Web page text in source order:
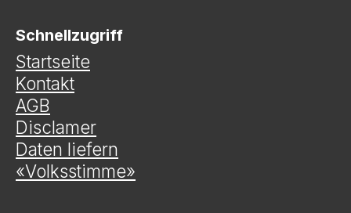
Schnellzugriff
Startseite
Kontakt
AGB
Disclamer
Daten liefern
«Volksstimme»